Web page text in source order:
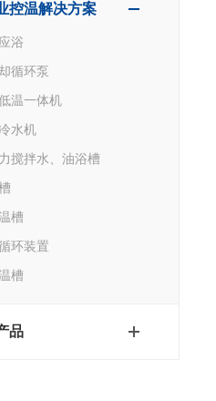
控温解决方案
浴
循环泵
温一体机
水机
搅拌水、油浴槽
槽
环装置
槽
品